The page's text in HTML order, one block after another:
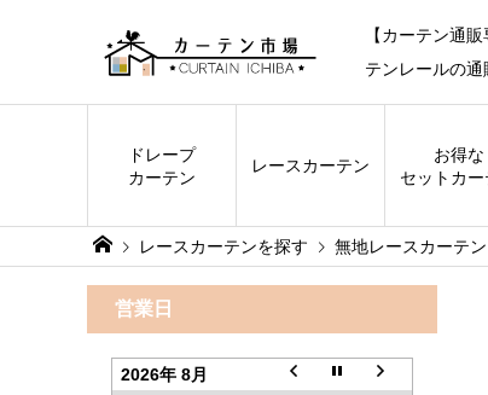
【カーテン通
テンレールの通
ドレープ
カーテン
レースカーテン
お得な
セットカー
レースカーテンを探す 無地レースカーテン
営業日
2026年 8月